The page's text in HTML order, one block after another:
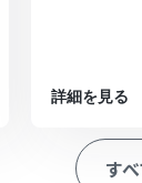
詳細を見る
す